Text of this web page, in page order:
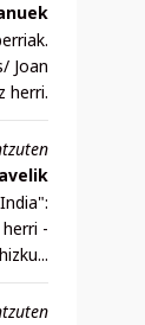
Joan
herri.
-